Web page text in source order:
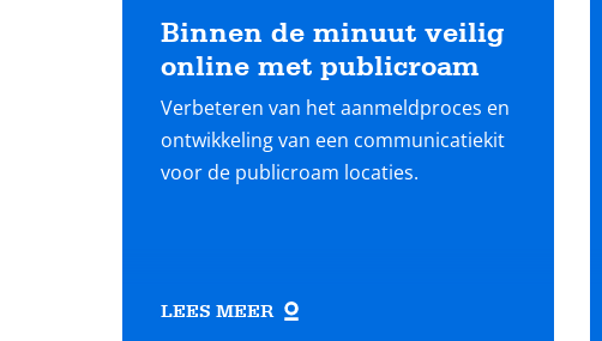
Binnen de minuut veilig
online met publicroam
Verbeteren van het aanmeldproces en
ontwikkeling van een communicatiekit
voor de publicroam locaties.
LEES MEER